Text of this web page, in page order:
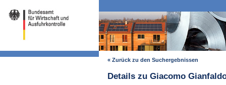
« Zurück zu den Suchergebnissen
Details zu Giacomo